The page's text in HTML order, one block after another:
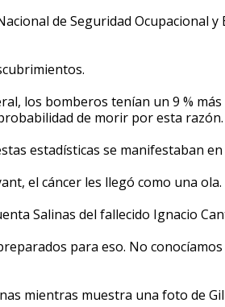
de Seguridad Ocupacional y
los bomberos tenían un 9 %
de morir por esta razón.
estadísticas se manifestaban
el cáncer les llegó como una ola.
Salinas del fallecido Ignacio
para eso. No
mientras muestra una foto de